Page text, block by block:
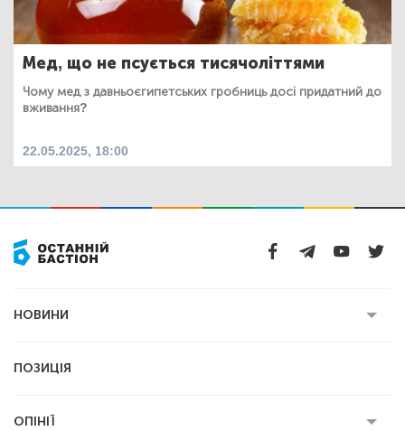
Мед, що не псується тисячоліттями
Чому мед з давньоєгипетських гробниць досі придатний до
вживання?
22.05.2025, 18:00
НОВИНИ
Економіка
ПОЗИЦІЯ
ОПІНІЇ